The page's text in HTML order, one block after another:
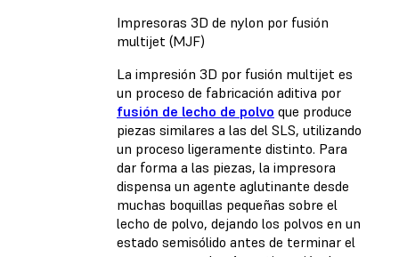
Impresoras 3D de nylon por fusión
multijet (MJF)
La impresión 3D por fusión multijet es
un proceso de fabricación aditiva por
fusión de lecho de polvo que produce
piezas similares a las del SLS, utilizando
un proceso ligeramente distinto. Para
dar forma a las piezas, la impresora
dispensa un agente aglutinante desde
muchas boquillas pequeñas sobre el
lecho de polvo, dejando los polvos en un
estado semisólido antes de terminar el